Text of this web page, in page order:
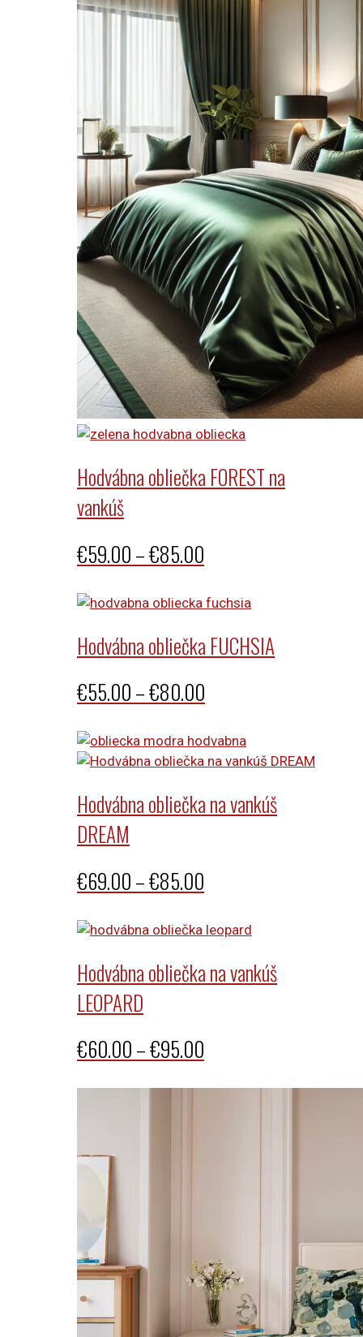
€75.00
Hodvábna obliečka FOREST na
vankúš
€59.00–€85.00
€59.00
through
Hodvábna obliečka FUCHSIA
€55.00–€80.00
€55.00
€80.00
Hodvábna obliečka na vankúš
DREAM
€69.00–€85.00
€69.00
through
Hodvábna obliečka na vankúš
LEOPARD
€60.00–€95.00